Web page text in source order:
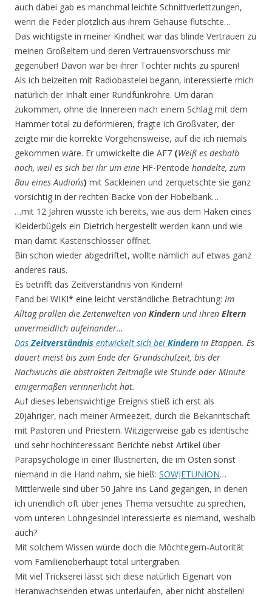
auch dabei gab es manchmal leichte Schnittverlettzungen,
wenn die Feder plötzlich aus ihrem Gehäuse flutschte…
Das wichtigste in meiner Kindheit war das blinde Vertrauen zu
meinen Großeltern und deren Vertrauensvorschuss mir
gegenüber! Davon war bei ihrer Tochter nichts zu spüren!
Als ich beizeiten mit Radiobastelei begann, interessierte mich
natürlich der Inhalt einer Rundfunkröhre. Um daran
zukommen, ohne die Innereien nach einem Schlag mit dem
Hammer total zu deformieren, fragte ich Großvater, der
zeigte mir die korrekte Vorgehensweise, auf die ich niemals
gekommen wäre. Er umwickelte die AF7 (Weiß es deshalb
noch, weil es sich bei ihr um eine HF-Pentode handelte, zum
Bau eines Audion´s) mit Sackleinen und zerquetschte sie ganz
vorsichtig in der rechten Backe von der Hobelbank…
…mit 12 Jahren wusste ich bereits, wie aus dem Haken eines
Kleiderbügels ein Dietrich hergestellt werden kann und wie
man damit Kastenschlösser öffnet.
Bin schon wieder abgedriftet, wollte nämlich auf etwas ganz
anderes raus.
Es betrifft das Zeitverständnis von Kindern!
Fand bei WIKI* eine leicht verständliche Betrachtung: Im
Alltag prallen die Zeitenwelten von Kindern und ihren Eltern
unvermeidlich aufeinander…
Das Zeitverständnis entwickelt sich bei Kindern in Etappen. Es
dauert meist bis zum Ende der Grundschulzeit, bis der
Nachwuchs die abstrakten Zeitmaße wie Stunde oder Minute
einigermaßen verinnerlicht hat.
Auf dieses lebenswichtige Ereignis stieß ich erst als
20jähriger, nach meiner Armeezeit, durch die Bekanntschaft
mit Pastoren und Priestern. Witzigerweise gab es identische
und sehr hochinteressant Berichte nebst Artikel über
Parapsychologie in einer Illustrierten, die im Osten sonst
niemand in die Hand nahm, sie hieß: SOWJETUNION…
Mittlerweile sind über 50 Jahre ins Land gegangen, in denen
ich unendlich oft über jenes Thema versuchte zu sprechen,
vom unteren Lohngesindel interessierte es niemand, weshalb
auch?
Mit solchem Wissen würde doch die Möchtegern-Autorität
vom Familienoberhaupt total untergraben.
Mit viel Trickserei lässt sich diese natürlich Eigenart von
Heranwachsenden etwas unterlaufen, aber nicht abstellen!